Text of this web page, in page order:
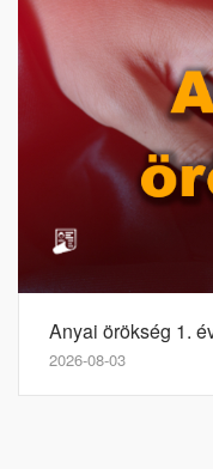
Anyai örökség 1.
2026-08-03